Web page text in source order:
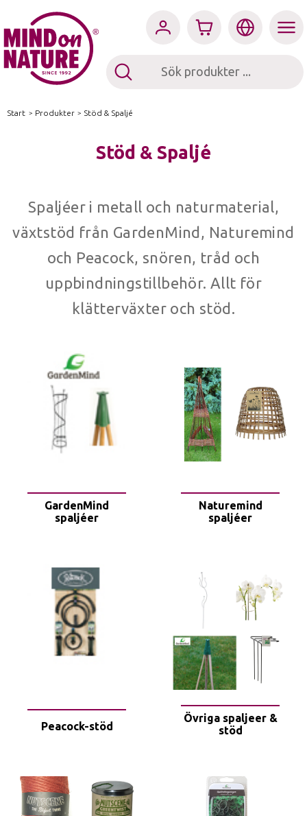
Start / Produkter / Stöd & Spaljé
Stöd & Spaljé
Spaljéer i metall och naturmaterial,
växtstöd från GardenMind, Naturemind
och Peacock, snören, tråd och
uppbindningstillbehör. Allt för
klätterväxter och stöd.
GardenMind
spaljéer
Naturemind
spaljéer
Peacock-stöd
Övriga spaljeer &
stöd